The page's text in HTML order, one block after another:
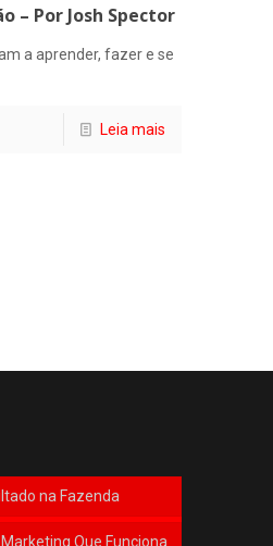
– Por Josh Spector
a aprender, fazer e se
Leia mais
na Fazenda
Que Funciona